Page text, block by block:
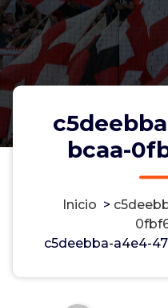
bcaa-
Inicio >
c5deebba-a4e4-
c5deebba-
0fbf6fb6eae9